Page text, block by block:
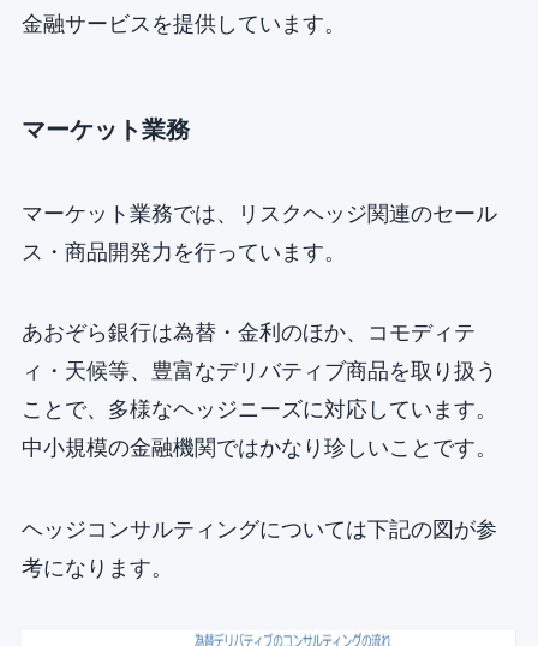
金融サービスを提供しています。
マーケット業務
マーケット業務では、リスクヘッジ関連のセール
ス・商品開発力を行っています。
あおぞら銀行は為替・金利のほか、コモディテ
ィ・天候等、豊富なデリバティブ商品を取り扱う
ことで、多様なヘッジニーズに対応しています。
中小規模の金融機関ではかなり珍しいことです。
ヘッジコンサルティングについては下記の図が参
考になります。